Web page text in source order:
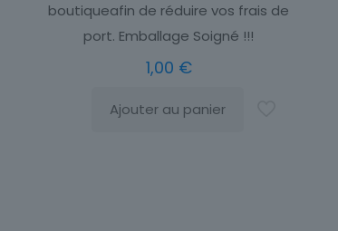
boutiqueafin de réduire vos frais de
port. Emballage Soigné !!!
1,00 €
Ajouter au panier